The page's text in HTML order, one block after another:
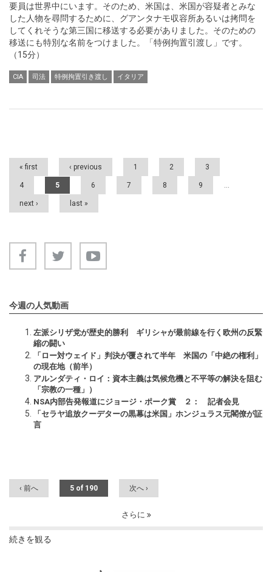
要員は世界中にいます。そのため、米国は、米国が容疑者とみな
した人物を尋問するために、グアンタナモ収容所あるいは拷問を
してくれそうな第三国に移送する必要がありました。そのための
移送にも特別な名前をつけました。「特例拘置引渡し」です。
（15分）
CIA 司法 特例拘置引き渡し イタリア
Pages
« first ‹ previous 1 2 3
4 5 6 7 8 9 …
next › last »
今週の人気動画
左派シリザ党が歴史的勝利 ギリシャが最前線を行く欧州の反緊
縮の闘い
「ロー対ウェイド」判決が覆されて半年 米国の「中絶の権利」
の現在地（前半）
アルンダティ・ロイ：資本主義は気候危機と不平等の解決を阻む
「宗教の一種」）
NSA内部告発報道にジョージ・ポーク賞 ２： 記者会見
「セラヤ追放クーデターの黒幕は米国」ホンジュラス元閣僚が証
言
‹ 前へ 5 of 190 次へ ›
さらに
続きを観る